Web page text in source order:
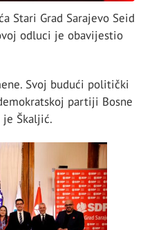
Stari Grad Sarajevo Seid
odluci je obavijestio
Svoj budući politički
partiji Bosne
je Škaljić.